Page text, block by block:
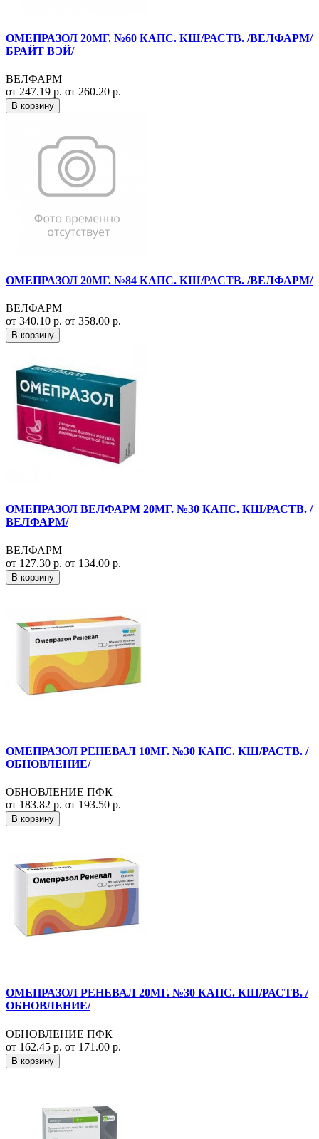
ОМЕПРАЗОЛ 20МГ. №60 КАПС. КШ/РАСТВ. /ВЕЛФАРМ/
БРАЙТ ВЭЙ/
ВЕЛФАРМ
от 247.19 р. от 260.20 р.
В корзину
ОМЕПРАЗОЛ 20МГ. №84 КАПС. КШ/РАСТВ. /ВЕЛФАРМ/
ВЕЛФАРМ
от 340.10 р. от 358.00 р.
В корзину
ОМЕПРАЗОЛ ВЕЛФАРМ 20МГ. №30 КАПС. КШ/РАСТВ. /
ВЕЛФАРМ/
ВЕЛФАРМ
от 127.30 р. от 134.00 р.
В корзину
ОМЕПРАЗОЛ РЕНЕВАЛ 10МГ. №30 КАПС. КШ/РАСТВ. /
ОБНОВЛЕНИЕ/
ОБНОВЛЕНИЕ ПФК
от 183.82 р. от 193.50 р.
В корзину
ОМЕПРАЗОЛ РЕНЕВАЛ 20МГ. №30 КАПС. КШ/РАСТВ. /
ОБНОВЛЕНИЕ/
ОБНОВЛЕНИЕ ПФК
от 162.45 р. от 171.00 р.
В корзину